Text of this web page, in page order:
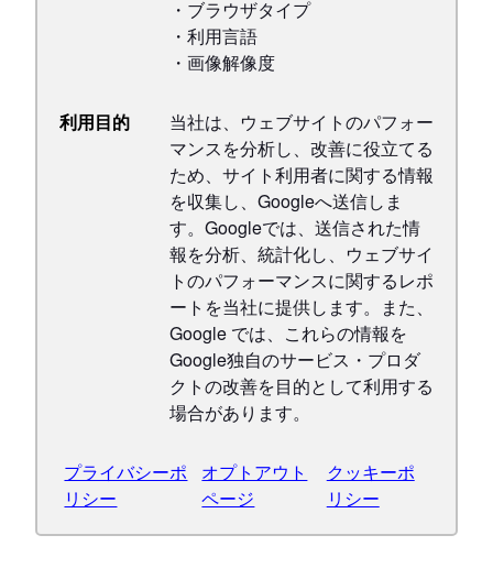
・ブラウザタイプ
・利用言語
・画像解像度
利用目的
当社は、ウェブサイトのパフォー
マンスを分析し、改善に役立てる
ため、サイト利用者に関する情報
を収集し、Googleへ送信しま
す。Googleでは、送信された情
報を分析、統計化し、ウェブサイ
トのパフォーマンスに関するレポ
ートを当社に提供します。また、
Google では、これらの情報を
Google独自のサービス・プロダ
クトの改善を目的として利用する
場合があります。
プライバシーポ
リシー
オプトアウト
ページ
クッキーポ
リシー